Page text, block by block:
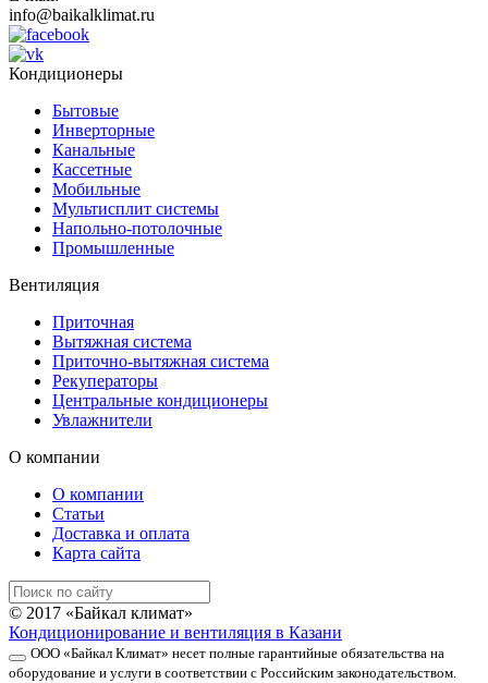
info@baikalklimat.ru
Кондиционеры
Бытовые
Инверторные
Канальные
Кассетные
Мобильные
Мультисплит системы
Напольно-потолочные
Промышленные
Вентиляция
Приточная
Вытяжная система
Приточно-вытяжная система
Рекуператоры
Центральные кондиционеры
Увлажнители
О компании
О компании
Статьи
Доставка и оплата
Карта сайта
© 2017 «Байкал климат»
Кондиционирование и вентиляция в Казани
ООО «Байкал Климат» несет полные гарантийные обязательства на
оборудование и услуги в соответствии с Российским законодательством.